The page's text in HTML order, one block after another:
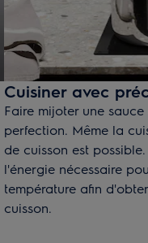
Cuisiner avec
Faire mijoter une
perfection. Même la
de cuisson est
l'énergie nécessaire
température afin
cuisson.